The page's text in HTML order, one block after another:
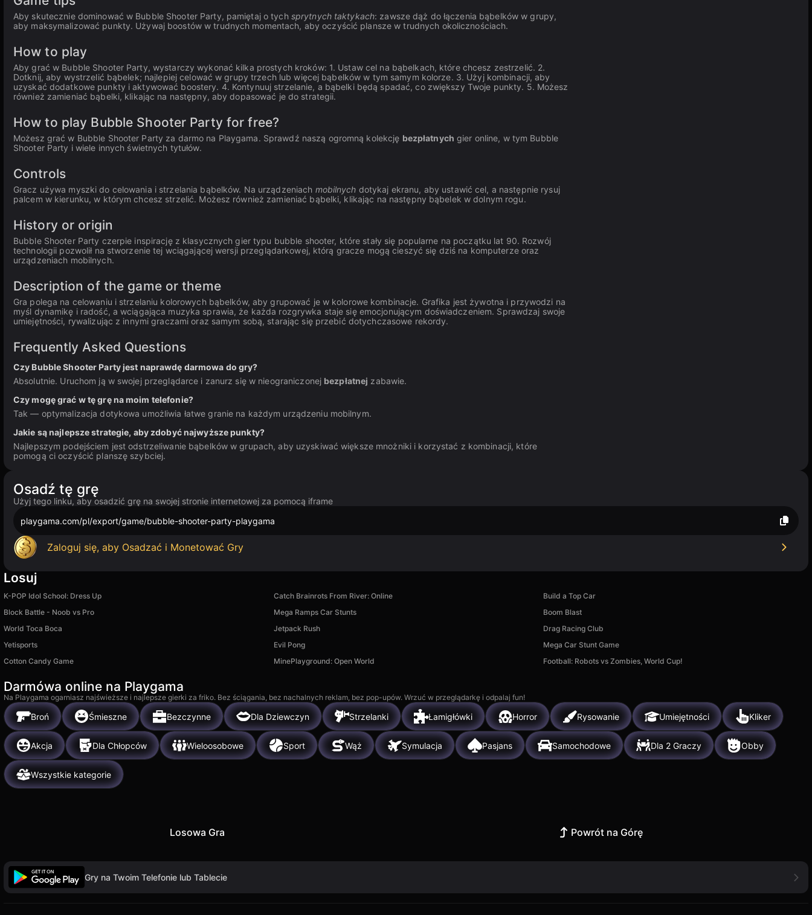
Aby skutecznie dominować w Bubble Shooter Party, pamiętaj o tych sprytnych taktykach: zawsze dąż do łączenia bąbelków w grupy,
aby maksymalizować punkty. Używaj boostów w trudnych momentach, aby oczyścić plansze w trudnych okolicznościach.
How to play
Aby grać w Bubble Shooter Party, wystarczy wykonać kilka prostych kroków: 1. Ustaw cel na bąbelkach, które chcesz zestrzelić. 2.
Dotknij, aby wystrzelić bąbelek; najlepiej celować w grupy trzech lub więcej bąbelków w tym samym kolorze. 3. Użyj kombinacji, aby
uzyskać dodatkowe punkty i aktywować boostery. 4. Kontynuuj strzelanie, a bąbelki będą spadać, co zwiększy Twoje punkty. 5. Możesz
również zamieniać bąbelki, klikając na następny, aby dopasować je do strategii.
How to play Bubble Shooter Party for free?
Możesz grać w Bubble Shooter Party za darmo na Playgama. Sprawdź naszą ogromną kolekcję bezpłatnych gier online, w tym Bubble
Shooter Party i wiele innych świetnych tytułów.
Controls
Gracz używa myszki do celowania i strzelania bąbelków. Na urządzeniach mobilnych dotykaj ekranu, aby ustawić cel, a następnie rysuj
palcem w kierunku, w którym chcesz strzelić. Możesz również zamieniać bąbelki, klikając na następny bąbelek w dolnym rogu.
History or origin
Bubble Shooter Party czerpie inspirację z klasycznych gier typu bubble shooter, które stały się popularne na początku lat 90. Rozwój
technologii pozwolił na stworzenie tej wciągającej wersji przeglądarkowej, którą gracze mogą cieszyć się dziś na komputerze oraz
urządzeniach mobilnych.
Description of the game or theme
Gra polega na celowaniu i strzelaniu kolorowych bąbelków, aby grupować je w kolorowe kombinacje. Grafika jest żywotna i przywodzi na
myśl dynamikę i radość, a wciągająca muzyka sprawia, że każda rozgrywka staje się emocjonującym doświadczeniem. Sprawdzaj swoje
umiejętności, rywalizując z innymi graczami oraz samym sobą, starając się przebić dotychczasowe rekordy.
Frequently Asked Questions
Czy Bubble Shooter Party jest naprawdę darmowa do gry?
Absolutnie. Uruchom ją w swojej przeglądarce i zanurz się w nieograniczonej bezpłatnej zabawie.
Czy mogę grać w tę grę na moim telefonie?
Tak — optymalizacja dotykowa umożliwia łatwe granie na każdym urządzeniu mobilnym.
Jakie są najlepsze strategie, aby zdobyć najwyższe punkty?
Najlepszym podejściem jest odstrzeliwanie bąbelków w grupach, aby uzyskiwać większe mnożniki i korzystać z kombinacji, które
pomogą ci oczyścić planszę szybciej.
Osadź tę grę
Użyj tego linku, aby osadzić grę na swojej stronie internetowej za pomocą iframe
playgama.com/pl/export/game/bubble-shooter-party-playgama
Zaloguj się, aby Osadzać i Monetować Gry
Losuj
K-POP Idol School: Dress Up Catch Brainrots From River: Online
Build a Top Car
Block Battle - Noob vs Pro
Mega Ramps Car Stunts
Boom Blast
World Toca Boca
Jetpack Rush
Drag Racing Club
Yetisports
Evil Pong
Mega Car Stunt Game
Cotton Candy Game
MinePlayground: Open World Football: Robots vs Zombies, World Cup!
Darmówa online na Playgama
Na Playgama ogarniasz najświeższe i najlepsze gierki za friko. Bez ściągania, bez nachalnych reklam, bez pop-upów. Wrzuć w przeglądarkę i odpalaj fun!
Broń Śmieszne Bezczynne Dla Dziewczyn Strzelanki Łamigłówki Horror Rysowanie Umiejętności Kliker
Akcja Dla Chłopców Wieloosobowe Sport Wąż Symulacja Pasjans Samochodowe Dla 2 Graczy Obby
Wszystkie kategorie
Losowa Gra Powrót na Górę
Gry na Twoim Telefonie lub Tablecie